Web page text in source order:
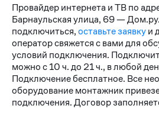
Провайдер интернета и ТВ по
Барнаульская улица, 69 —
подключиться,оставьте заявкуи
оператор свяжется с вами для
условий подключения.
можно с 10 ч. до 21 ч., в любой
Подключение бесплатное. Все
оборудование монтажник
подключения. Договор